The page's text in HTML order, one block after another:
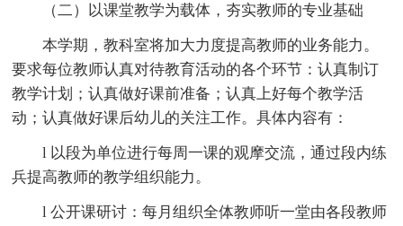
（二）以课堂教学为载体，夯实教师的专业基础
本学期，教科室将加大力度提高教师的业务能力。
要求每位教师认真对待教育活动的各个环节：认真制订
教学计划；认真做好课前准备；认真上好每个教学活
动；认真做好课后幼儿的关注工作。具体内容有：
l 以段为单位进行每周一课的观摩交流，通过段内练
兵提高教师的教学组织能力。
l 公开课研讨：每月组织全体教师听一堂由各段教师